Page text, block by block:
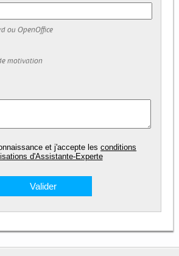
ou OpenOffice
motivation
et j'accepte lesconditions
d'Assistante-Experte